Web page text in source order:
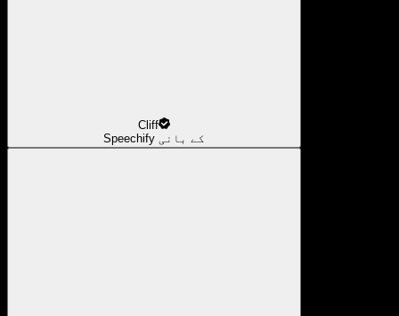
Cliff
Speechify کے بانی